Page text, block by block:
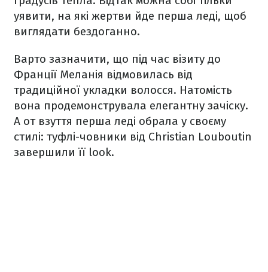
уявити, на які жертви йде перша леді, щоб
виглядати бездоганно.
Варто зазначити, що під час візиту до
Франції Меланія відмовилась від
традиційної укладки волосся. Натомість
вона продемонструвала елегантну зачіску.
А от взуття перша леді обрала у своєму
стилі: туфлі-човники від Christian Louboutin
завершили її look.